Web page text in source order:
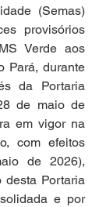
(Semas)
provisórios
Verde aos
Pará, durante
da Portaria
de maio de
em vigor na
com efeitos
de 2026),
desta Portaria
e por